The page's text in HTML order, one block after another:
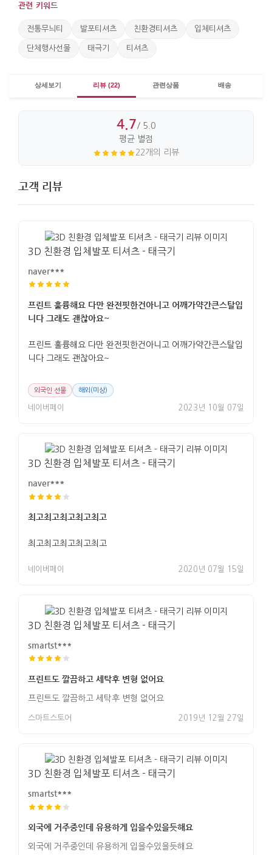
관련 키워드
전통무늬티 발포티셔츠 친환경티셔츠 입체티셔츠
단체행사선물 태극기 티셔츠
상세보기 리뷰 (22) 관련상품 배송
4.7/ 5.0
평균 별점
22개의 리뷰
고객 리뷰
3D 친환경 입체발포 티셔츠 - 태극기
naver***
프린트 훌륭해요 다만 완전핏한건아니고 어깨가약간큰스탈입
니다 그래도 괜찮아요~
프린트 훌륭해요 다만 완전핏한건아니고 어깨가약간큰스탈입
니다 그래도 괜찮아요~
외국인 선물 해외(미상)
네이버페이 2023년 10월 07일
3D 친환경 입체발포 티셔츠 - 태극기
naver***
최고최고최고최고최고
최고최고최고최고최고
네이버페이 2020년 07월 15일
3D 친환경 입체발포 티셔츠 - 태극기
smartst***
프린트도 깔끔하고 세탁후 변형 없어요
프린트도 깔끔하고 세탁후 변형 없어요
스마트스토어 2019년 12월 27일
3D 친환경 입체발포 티셔츠 - 태극기
smartst***
외국에 거주중인데 유용하게 입을수있을듯해요
외국에 거주중인데 유용하게 입을수있을듯해요